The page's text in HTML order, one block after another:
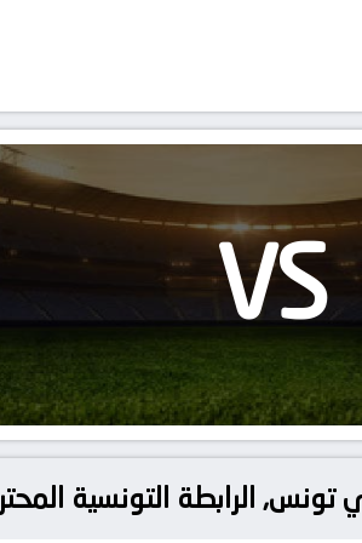
VS
الرابطة التونسية